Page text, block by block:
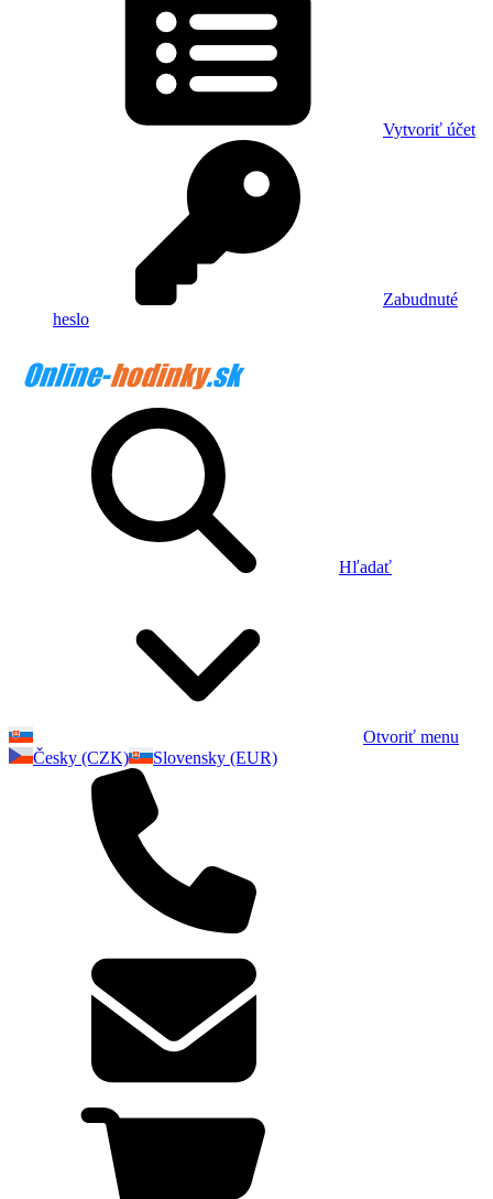
Vytvoriť účet
Zabudnuté
heslo
Hľadať
Otvoriť menu
Česky (CZK)
Slovensky (EUR)